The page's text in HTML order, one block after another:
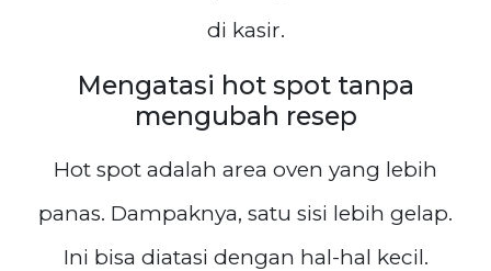
di kasir.
Mengatasi hot spot tanpa
mengubah resep
Hot spot adalah area oven yang lebih
panas. Dampaknya, satu sisi lebih gelap.
Ini bisa diatasi dengan hal-hal kecil.